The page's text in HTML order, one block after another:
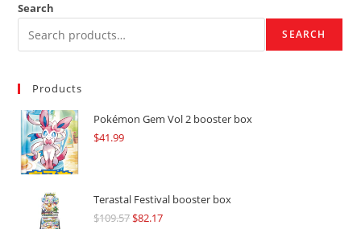
Search
SEARCH
Products
Pokémon Gem Vol 2 booster box
$41.99
Terastal Festival booster box
$109.57Original
$82.17Current